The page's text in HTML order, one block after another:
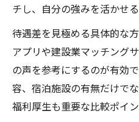
チし、自分の強みを活かせ
待遇差を見極める具体的な
アプリや建設業マッチング
の声を参考にするのが有効
容、宿泊施設の有無だけで
福利厚生も重要な比較ポイン